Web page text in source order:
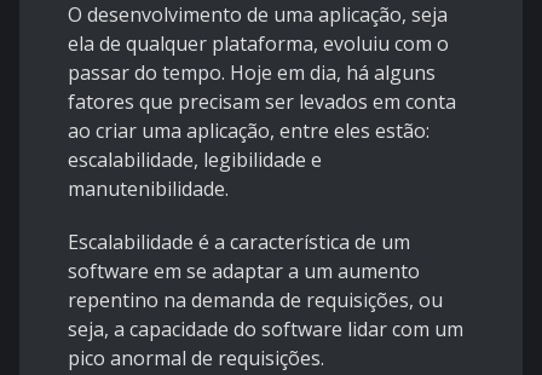
O desenvolvimento de uma aplicação, seja
ela de qualquer plataforma, evoluiu com o
passar do tempo. Hoje em dia, há alguns
fatores que precisam ser levados em conta
ao criar uma aplicação, entre eles estão:
escalabilidade, legibilidade e
manutenibilidade.
Escalabilidade é a característica de um
software em se adaptar a um aumento
repentino na demanda de requisições, ou
seja, a capacidade do software lidar com um
pico anormal de requisições.